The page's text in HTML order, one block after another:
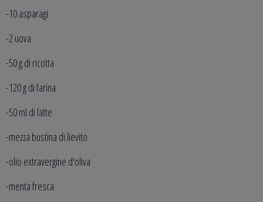
-10 asparagi
-2 uova
-50 g di ricotta
-120 g di farina
-50 ml di latte
-mezza bustina di lievito
-olio extravergine d'oliva
-menta fresca